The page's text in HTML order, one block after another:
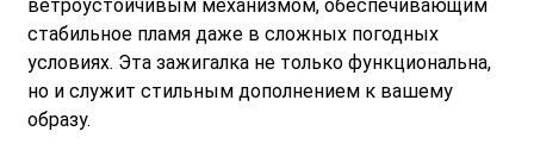
ветроустойчивым механизмом, обеспечивающим
стабильное пламя даже в сложных погодных
условиях. Эта зажигалка не только функциональна,
но и служит стильным дополнением к вашему
образу.